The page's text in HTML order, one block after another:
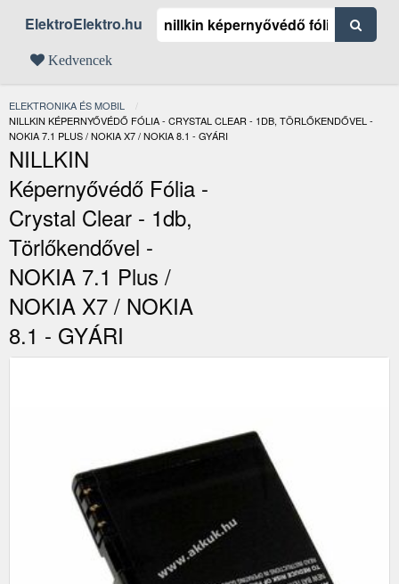
ElektroElektro.hu
Kedvencek
ELEKTRONIKA ÉS MOBIL
JELENLEGI:
NILLKIN KÉPERNYŐVÉDŐ FÓLIA - CRYSTAL CLEAR - 1DB, TÖRLŐKENDŐVEL -
NOKIA 7.1 PLUS / NOKIA X7 / NOKIA 8.1 - GYÁRI
NILLKIN
Képernyővédő Fólia -
Crystal Clear - 1db,
Törlőkendővel -
NOKIA 7.1 Plus /
NOKIA X7 / NOKIA
8.1 - GYÁRI